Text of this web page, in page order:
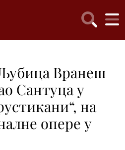
Вранеш
Сантуца у
на
опере у